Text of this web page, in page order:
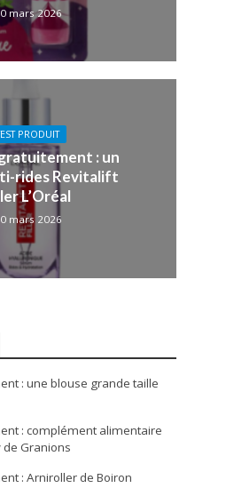
mars 2026
PRODUIT
: un
rides Revitalift
L’Oréal
mars 2026
: une blouse grande taille
: complément alimentaire
de Granions
: Arniroller de Boiron